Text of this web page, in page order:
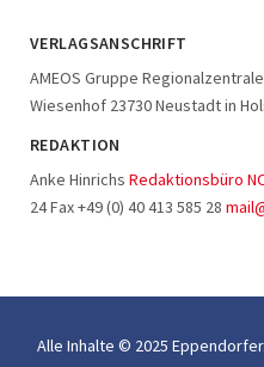
VERLAGSANSCHRIFT
AMEOS Gruppe
Wiesenhof 23730 Neustadt in
REDAKTION
Anke Hinrichs Redaktionsbüro
24 Fax +49 (0) 40 413 585 28
Alle Inhalte © 2025